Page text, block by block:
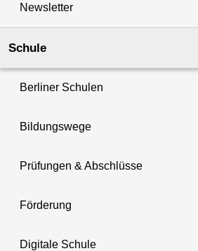
Newsletter
Schule
Berliner Schulen
Bildungswege
Prüfungen & Abschlüsse
Förderung
Digitale Schule